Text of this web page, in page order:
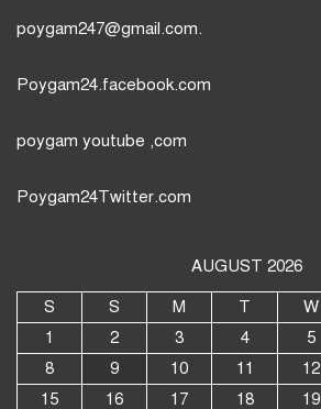
poygam247@gmail.com.
Poygam24.facebook.com
poygam youtube ,com
Poygam24Twitter.com
AUGUST 2026
S S M T W
1
2 3 4 5
8
9 10 11 12
15
16 17 18 19